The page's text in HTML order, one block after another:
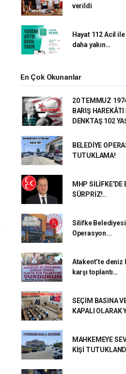
verildi
Hayat 112 Acil
daha yakın…
En Çok Okunanlar
20 TEMMUZ
BARIŞ
DENKTAŞ 102
BELEDİYE
TUTUKLAMA!
MHP SİLİFKE'DE
SÜRPRİZ!..
Silifke
Operasyon...
Atakent’te
karşı toplantı…
SEÇİM BASINA
KAPALI OLARAK
MAHKEMEYE
KİŞİ TUTUKLANDI